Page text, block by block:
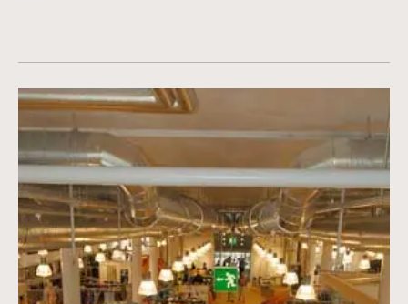
Vergrößerte Version anzeigen